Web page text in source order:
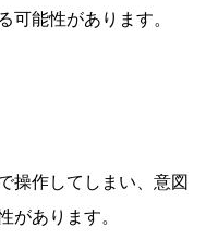
可能性があります。
操作してしまい、意図
があります。